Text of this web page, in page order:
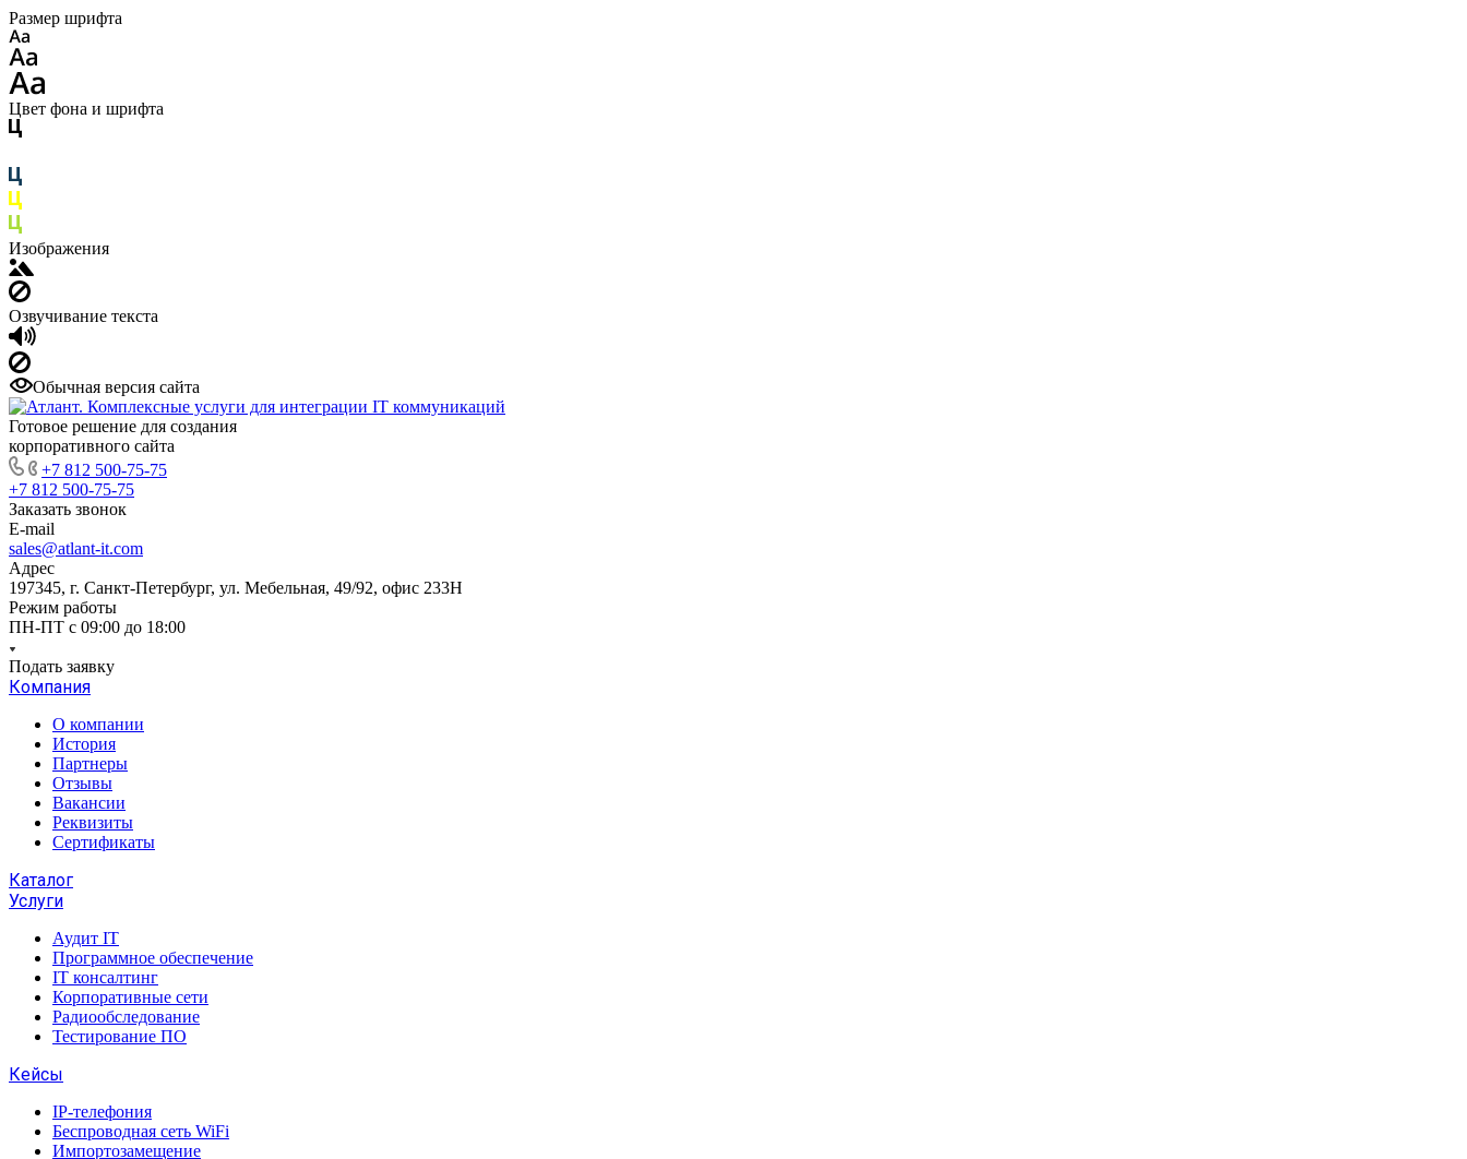
Размер шрифта
Цвет фона и шрифта
Изображения
Озвучивание текста
Обычная версия сайта
Готовое решение для создания
корпоративного сайта
+7 812 500-75-75
+7 812 500-75-75
Заказать звонок
E-mail
sales@atlant-it.com
Адрес
197345, г. Санкт-Петербург, ул. Мебельная, 49/92, офис 233Н
Режим работы
ПН-ПТ с 09:00 до 18:00
Подать заявку
Компания
О компании
История
Партнеры
Отзывы
Вакансии
Реквизиты
Сертификаты
Каталог
Услуги
Аудит IT
Программное обеспечение
IT консалтинг
Корпоративные сети
Радиообследование
Тестирование ПО
Кейсы
IP-телефония
Беспроводная сеть WiFi
Импортозамещение